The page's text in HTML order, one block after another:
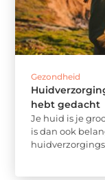
Gezondheid
hebt gedacht
Je huid is je
is dan ook